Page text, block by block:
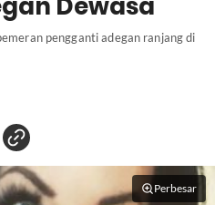
pengganti adegan ranjang di
Perbesar